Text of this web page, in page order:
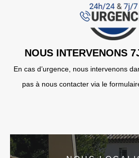
NOUS INTERVENONS
En cas d’urgence, nous intervenons
pas à nous contacter via le